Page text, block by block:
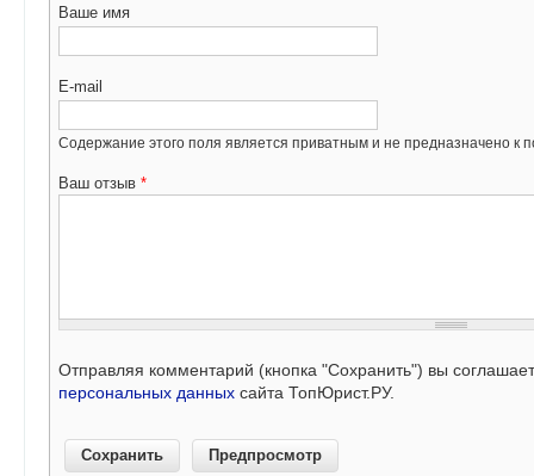
Ваше имя
E-mail
Содержание этого поля является приватным и не предназначено к
Ваш отзыв *
Отправляя комментарий (кнопка "Сохранить") вы
персональных данных сайта ТопЮрист.РУ.